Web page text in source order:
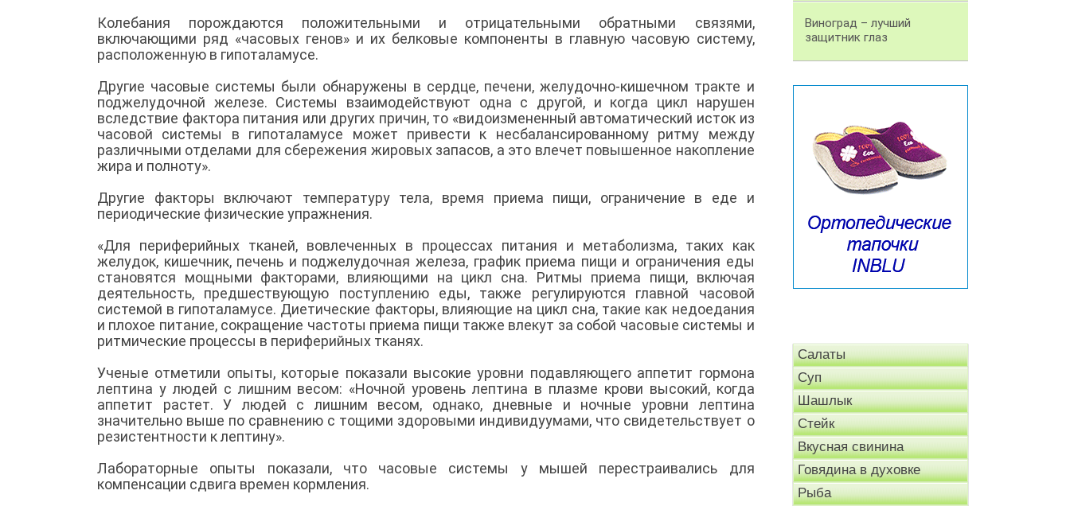
Колебания порождаются положительными и отрицательными обратными связями,
включающими ряд «часовых генов» и их белковые компоненты в главную часовую систему,
расположенную в гипоталамусе.
Другие часовые системы были обнаружены в сердце, печени, желудочно-кишечном тракте и
поджелудочной железе. Системы взаимодействуют одна с другой, и когда цикл нарушен
вследствие фактора питания или других причин, то «видоизмененный автоматический исток из
часовой системы в гипоталамусе может привести к несбалансированному ритму между
различными отделами для сбережения жировых запасов, а это влечет повышенное накопление
жира и полноту».
Другие факторы включают температуру тела, время приема пищи, ограничение в еде и
периодические физические упражнения.
«Для периферийных тканей, вовлеченных в процессах питания и метаболизма, таких как
желудок, кишечник, печень и поджелудочная железа, график приема пищи и ограничения еды
становятся мощными факторами, влияющими на цикл сна. Ритмы приема пищи, включая
деятельность, предшествующую поступлению еды, также регулируются главной часовой
системой в гипоталамусе. Диетические факторы, влияющие на цикл сна, такие как недоедания
и плохое питание, сокращение частоты приема пищи также влекут за собой часовые системы и
ритмические процессы в периферийных тканях.
Ученые отметили опыты, которые показали высокие уровни подавляющего аппетит гормона
лептина у людей с лишним весом: «Ночной уровень лептина в плазме крови высокий, когда
аппетит растет. У людей с лишним весом, однако, дневные и ночные уровни лептина
значительно выше по сравнению с тощими здоровыми индивидуумами, что свидетельствует о
резистентности к лептину».
Лабораторные опыты показали, что часовые системы у мышей перестраивались для
компенсации сдвига времен кормления.
Виноград – лучший
защитник глаз
Салаты
Суп
Шашлык
Стейк
Вкусная свинина
Говядина в духовке
Рыба